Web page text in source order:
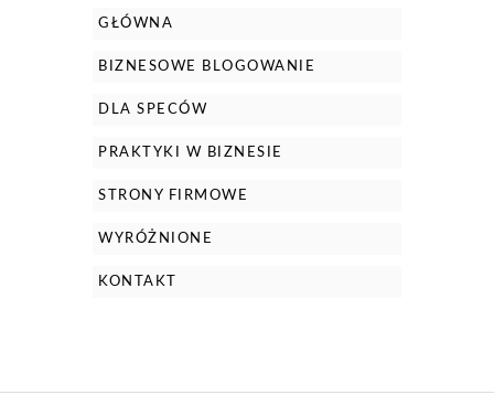
GŁÓWNA
BIZNESOWE BLOGOWANIE
DLA SPECÓW
PRAKTYKI W BIZNESIE
STRONY FIRMOWE
WYRÓŻNIONE
KONTAKT